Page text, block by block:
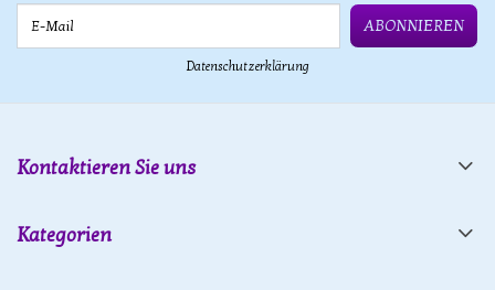
ABONNIEREN
Datenschutzerklärung
Kontaktieren Sie uns
Kategorien